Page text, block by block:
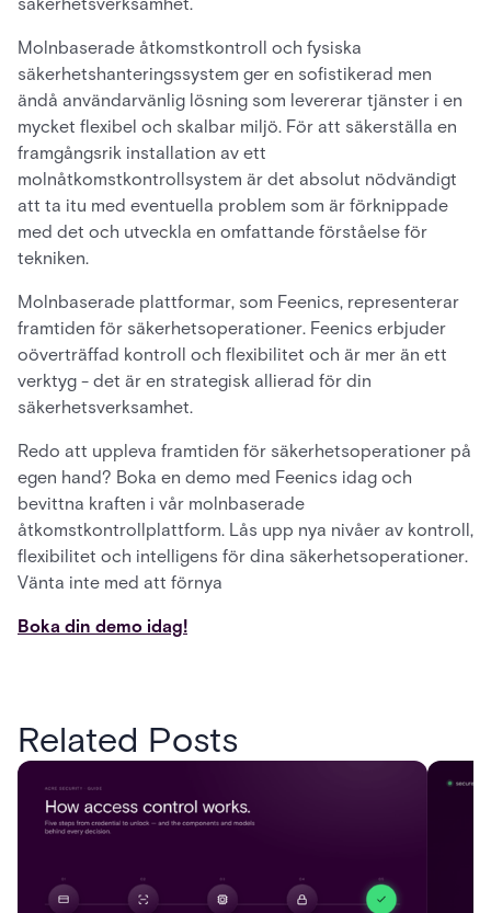
Molnbaserade åtkomstkontroll och fysiska
säkerhetshanteringssystem ger en sofistikerad men
ändå användarvänlig lösning som levererar tjänster i en
mycket flexibel och skalbar miljö. För att säkerställa en
framgångsrik installation av ett
molnåtkomstkontrollsystem är det absolut nödvändigt
att ta itu med eventuella problem som är förknippade
med det och utveckla en omfattande förståelse för
tekniken.
Molnbaserade plattformar, som Feenics, representerar
framtiden för säkerhetsoperationer. Feenics erbjuder
oöverträffad kontroll och flexibilitet och är mer än ett
verktyg - det är en strategisk allierad för din
säkerhetsverksamhet.
Redo att uppleva framtiden för säkerhetsoperationer på
egen hand? Boka en demo med Feenics idag och
bevittna kraften i vår molnbaserade
åtkomstkontrollplattform. Lås upp nya nivåer av kontroll,
flexibilitet och intelligens för dina säkerhetsoperationer.
Vänta inte med att förnya
Boka din demo idag!
Related Posts